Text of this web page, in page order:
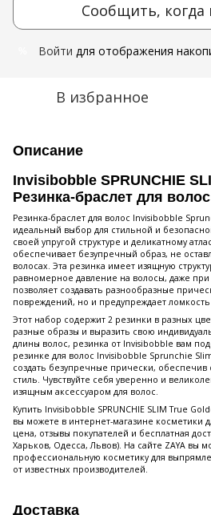
Сообщить, когда
Войти для отображения
В избранное
Описание
Invisibobble SPRUNCHIE
Резинка-браслет для волос
Резинка-браслет для волос Invisibobble
идеальный выбор для стильной и
своей упругой структуре и деликатному
обеспечивает безупречный образ, не
волосах. Эта резинка имеет изящную
равномерное давление на волосы, даже при
позволяет создавать разнообразные
повреждений, но и предупреждает
Этот набор содержит 2 резинки в разных
разные образы и выразить свою
длины волос, резинка от Invisibobble вам
резинке для волос Invisibobble Sprunchie
создать безупречные прически,
стиль. Чувствуйте себя уверенно и
изящным аксессуаром для волос.
Купить Invisibobble SPRUNCHIE SLIM True
вы можете в интернет-магазине косметики
цена, отзывы покупателей и бесплатная
Харьков, Одесса, Львов). На сайте ZAYA вы
профессиональную косметику для
от известных производителей.
Доставка